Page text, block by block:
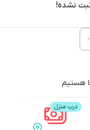
نشده!
هستیم